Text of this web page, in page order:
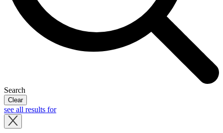
Search
Clear
see all results for